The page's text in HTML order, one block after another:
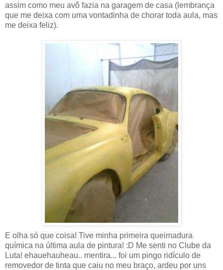
assim como meu avô fazia na garagem de casa (lembrança
que me deixa com uma vontadinha de chorar toda aula, mas
me deixa feliz).
E olha só que coisa! Tive minha primeira queimadura
química na última aula de pintura! :D Me senti no Clube da
Luta! ehauehauheau.. mentira... foi um pingo ridículo de
removedor de tinta que caiu no meu braço, ardeu por uns